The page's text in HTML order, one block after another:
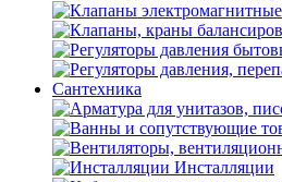
Сантехника
Инсталляции